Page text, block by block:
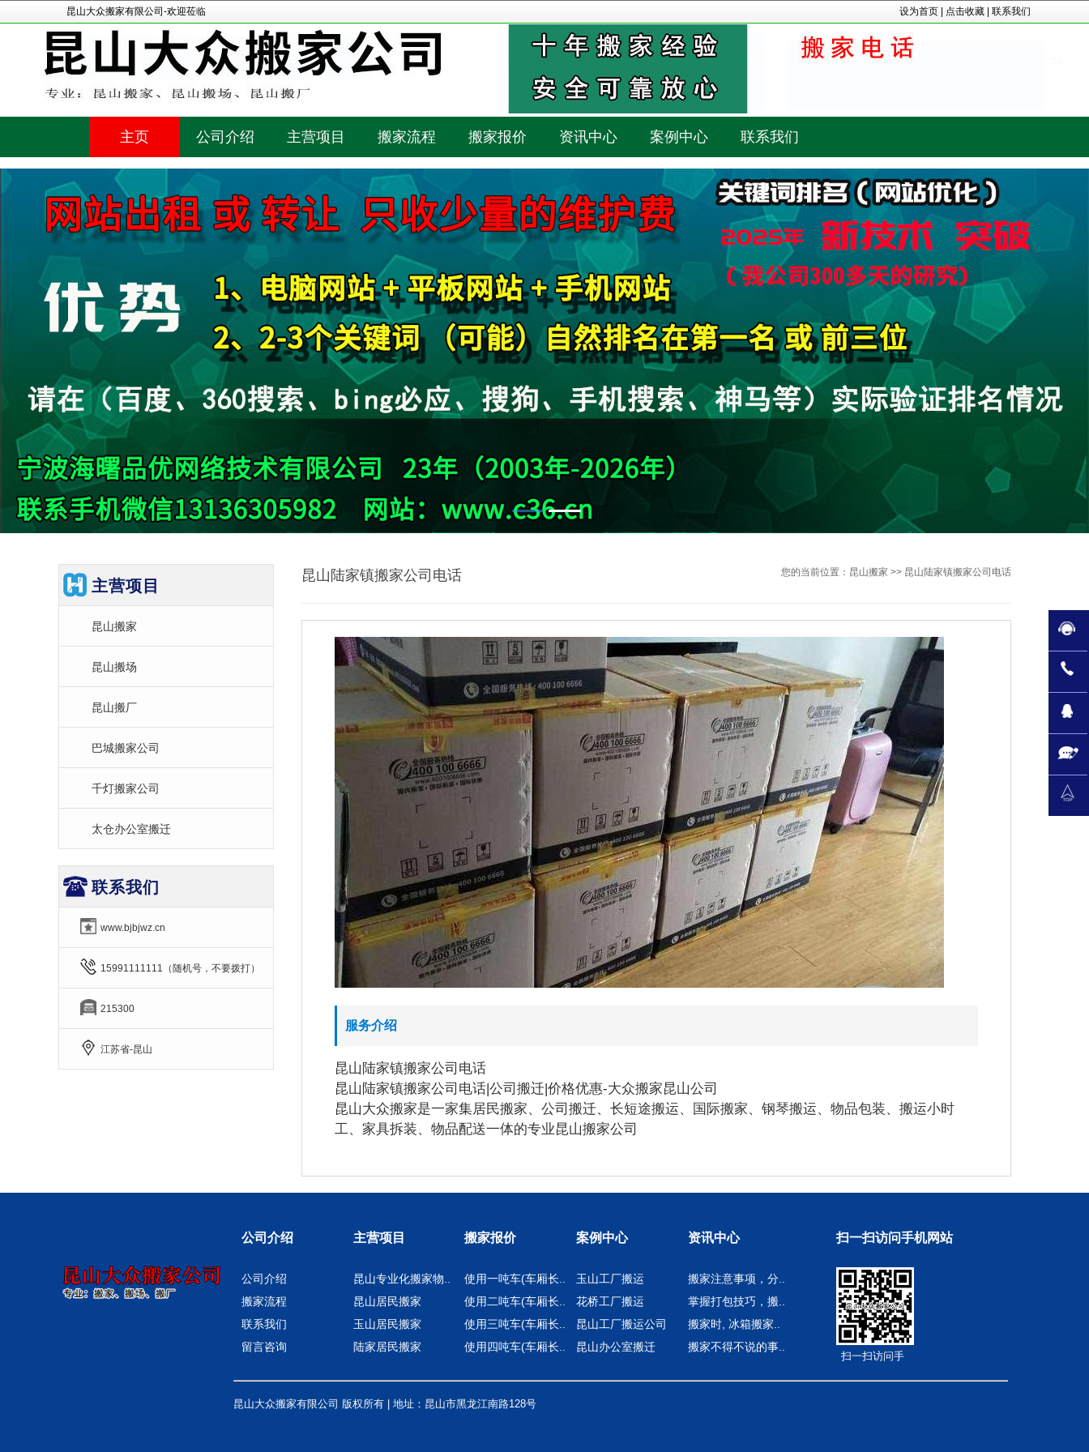
昆山大众搬家有限公司-欢迎莅临 设为首页 点击收藏 联系我们
主页 公司介绍 主营项目 搬家流程 搬家报价 资讯中心 案例中心 联系我们
1 2
昆山陆家镇搬家公司电话 您的当前位置： 昆山搬家 >> 昆山陆家镇搬家公司电话
服务介绍
昆山陆家镇搬家公司电话
昆山陆家镇搬家公司电话|公司搬迁|价格优惠-大众搬家昆山公司
昆山大众搬家是一家集居民搬家、公司搬迁、长短途搬运、国际搬家、钢琴搬运、物品包装、搬运小时
工、家具拆装、物品配送一体的专业昆山搬家公司
主营项目
昆山搬家
昆山搬场
昆山搬厂
巴城搬家公司
千灯搬家公司
太仓办公室搬迁
联系我们
www.bjbjwz.cn
15991111111（随机号，不要拨打）
215300
江苏省-昆山
公司介绍
公司介绍
搬家流程
联系我们
留言咨询
主营项目
昆山专业化搬家物..
昆山居民搬家
玉山居民搬家
陆家居民搬家
搬家报价
使用一吨车(车厢长..
使用二吨车(车厢长..
使用三吨车(车厢长..
使用四吨车(车厢长..
案例中心
玉山工厂搬运
花桥工厂搬运
昆山工厂搬运公司
昆山办公室搬迁
资讯中心
搬家注意事项，分..
掌握打包技巧，搬..
搬家时, 冰箱搬家..
搬家不得不说的事..
扫一扫访问手机网站
扫一扫访问手
昆山大众搬家有限公司 版权所有 | 地址：昆山市黑龙江南路128号